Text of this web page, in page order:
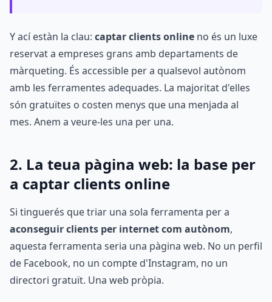
Y ací estàn la clau: captar clients online no és un luxe
reservat a empreses grans amb departaments de
màrqueting. És accessible per a qualsevol autònom
amb les ferramentes adequades. La majoritat d'elles
són gratuïtes o costen menys que una menjada al
mes. Anem a veure-les una per una.
2. La teua pàgina web: la base per
a captar clients online
Si tinguerés que triar una sola ferramenta per a
aconseguir clients per internet com autònom,
aquesta ferramenta seria una pàgina web. No un perfil
de Facebook, no un compte d'Instagram, no un
directori gratuït. Una web pròpia.